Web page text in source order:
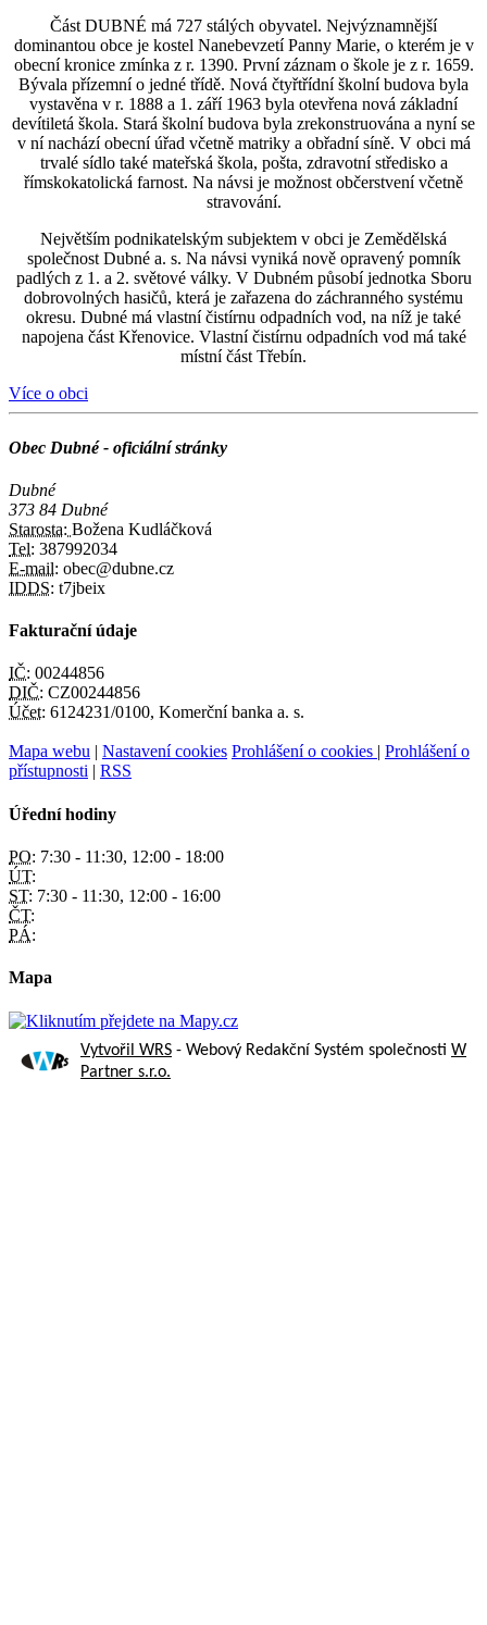
Část DUBNÉ má 727 stálých obyvatel. Nejvýznamnější
dominantou obce je kostel Nanebevzetí Panny Marie, o kterém je v
obecní kronice zmínka z r. 1390. První záznam o škole je z r. 1659.
Bývala přízemní o jedné třídě. Nová čtyřtřídní školní budova byla
vystavěna v r. 1888 a 1. září 1963 byla otevřena nová základní
devítiletá škola. Stará školní budova byla zrekonstruována a nyní se
v ní nachází obecní úřad včetně matriky a obřadní síně. V obci má
trvalé sídlo také mateřská škola, pošta, zdravotní středisko a
římskokatolická farnost. Na návsi je možnost občerstvení včetně
stravování.
Největším podnikatelským subjektem v obci je Zemědělská
společnost Dubné a. s. Na návsi vyniká nově opravený pomník
padlých z 1. a 2. světové války. V Dubném působí jednotka Sboru
dobrovolných hasičů, která je zařazena do záchranného systému
okresu. Dubné má vlastní čistírnu odpadních vod, na níž je také
napojena část Křenovice. Vlastní čistírnu odpadních vod má také
místní část Třebín.
Více o obci
Obec Dubné - oficiální stránky
Dubné
373 84 Dubné
Starosta: Božena Kudláčková
Tel: 387992034
E-mail: obec@dubne.cz
IDDS: t7jbeix
Fakturační údaje
IČ: 00244856
DIČ: CZ00244856
Účet: 6124231/0100, Komerční banka a. s.
Mapa webu Nastavení cookies Prohlášení o cookies
Prohlášení o
přístupnosti
RSS
Úřední hodiny
PO: 7:30 - 11:30, 12:00 - 18:00
ÚT:
ST: 7:30 - 11:30, 12:00 - 16:00
ČT:
PÁ:
Mapa
Vytvořil WRS - Webový Redakční Systém společnosti W
Partner s.r.o.